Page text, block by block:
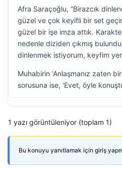
Afra Saraçoğlu, “Birazcık
güzel ve çok keyifli bir set
güzel bir işe imza attık.
nedenle diziden çıkmış
dinlenmek istiyorum, keyfim
Muhabirin ‘Anlaşmanız zaten
sorusuna ise, ‘Evet, öyle
1 yazı görüntüleniyor (toplam 1)
Bu konuyu yanıtlamak için giriş